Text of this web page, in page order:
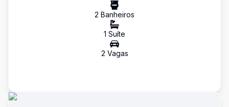
2 Banheiros
1 Suíte
2 Vagas